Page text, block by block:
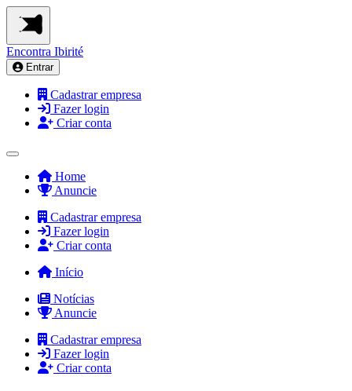
Encontra Ibirité
Entrar
Cadastrar empresa
Fazer login
Criar conta
Home
Anuncie
Cadastrar empresa
Fazer login
Criar conta
Início
Notícias
Anuncie
Cadastrar empresa
Fazer login
Criar conta